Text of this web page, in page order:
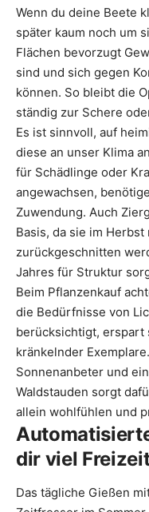
Wenn du deine Beete
später kaum noch um
Flächen bevorzugt
sind und sich gegen
können. So bleibt die
ständig zur Schere
Es ist sinnvoll, auf
diese an unser Klima
für Schädlinge oder
angewachsen,
Zuwendung. Auch
Basis, da sie im
zurückgeschnitten
Jahres für Struktur
Beim Pflanzenkauf
die Bedürfnisse von
berücksichtigt, erspart
kränkelnder
Sonnenanbeter und
Waldstauden sorgt
allein wohlfühlen und
dir viel
Das tägliche Gießen